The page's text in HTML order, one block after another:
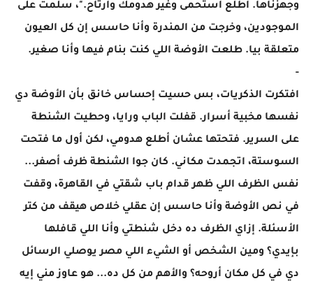
وجهزناها. اطلع استحمى وغير هدومك وارتاح."، سلمت على
الموجودين، وخرجت من المندرة وأنا حاسس إن كل العيون
متعلقة بيا. طلعت الأوضة اللي كنت بنام فيها وأنا صغير.
-
افتكرت الذكريات، بس حسيت إحساس خانق بأن الأوضة دي
نفسها مخبية أسرار. قفلت الباب ورايا، وحطيت الشنطة
على السرير. فتحتها عشان أطلع هدومي، لكن أول ما فتحت
السوستة، اتجمدت مكاني. كان جوا الشنطة ظرف أصفر...
نفس الظرف اللي ظهر قدام باب شقتي في القاهرة، وقفت
في نص الأوضة وأنا حاسس إن عقلي خلاص هيقف من كتر
الأسئلة. إزاي الظرف ده دخل شنطتي وأنا اللي قافلها
بإيدي؟ ومين الشخص أو الشيء اللي مصر يوصلي الرسائل
دي في كل مكان أروحه؟ والأهم من كل ده... هو عاوز مني إيه